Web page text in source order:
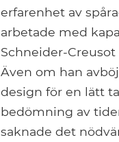
erfarenhet av
arbetade med
Schneider-Creusot
Även om han
design för en lätt
bedömning av
saknade det